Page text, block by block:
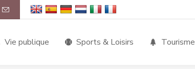
Vie publique Sports & Loisirs Tourisme